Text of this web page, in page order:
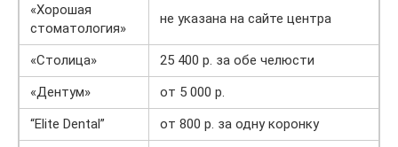
«Хорошая
стоматология»
не указана на сайте центра
«Столица»
25 400 р. за обе челюсти
«Дентум»
от 5 000 р.
“Elite Dental”
от 800 р. за одну коронку